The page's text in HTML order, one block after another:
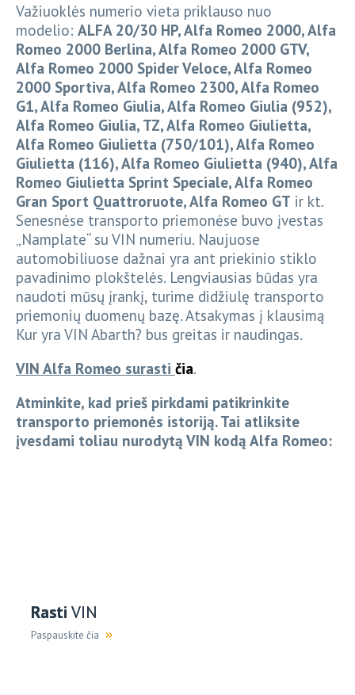
Važiuoklės numerio vieta priklauso nuo
modelio: ALFA 20/30 HP, Alfa Romeo 2000, Alfa
Romeo 2000 Berlina, Alfa Romeo 2000 GTV,
Alfa Romeo 2000 Spider Veloce, Alfa Romeo
2000 Sportiva, Alfa Romeo 2300, Alfa Romeo
G1, Alfa Romeo Giulia, Alfa Romeo Giulia (952),
Alfa Romeo Giulia, TZ, Alfa Romeo Giulietta,
Alfa Romeo Giulietta (750/101), Alfa Romeo
Giulietta (116), Alfa Romeo Giulietta (940), Alfa
Romeo Giulietta Sprint Speciale, Alfa Romeo
Gran Sport Quattroruote, Alfa Romeo GT ir kt.
Senesnėse transporto priemonėse buvo įvestas
„Namplate“ su VIN numeriu. Naujuose
automobiliuose dažnai yra ant priekinio stiklo
pavadinimo plokštelės. Lengviausias būdas yra
naudoti mūsų įrankį, turime didžiulę transporto
priemonių duomenų bazę. Atsakymas į klausimą
Kur yra VIN Abarth? bus greitas ir naudingas.
VIN Alfa Romeo surasti čia.
Atminkite, kad prieš pirkdami patikrinkite
transporto priemonės istoriją. Tai atliksite
įvesdami toliau nurodytą VIN kodą Alfa Romeo:
Rasti VIN
Paspauskite čia